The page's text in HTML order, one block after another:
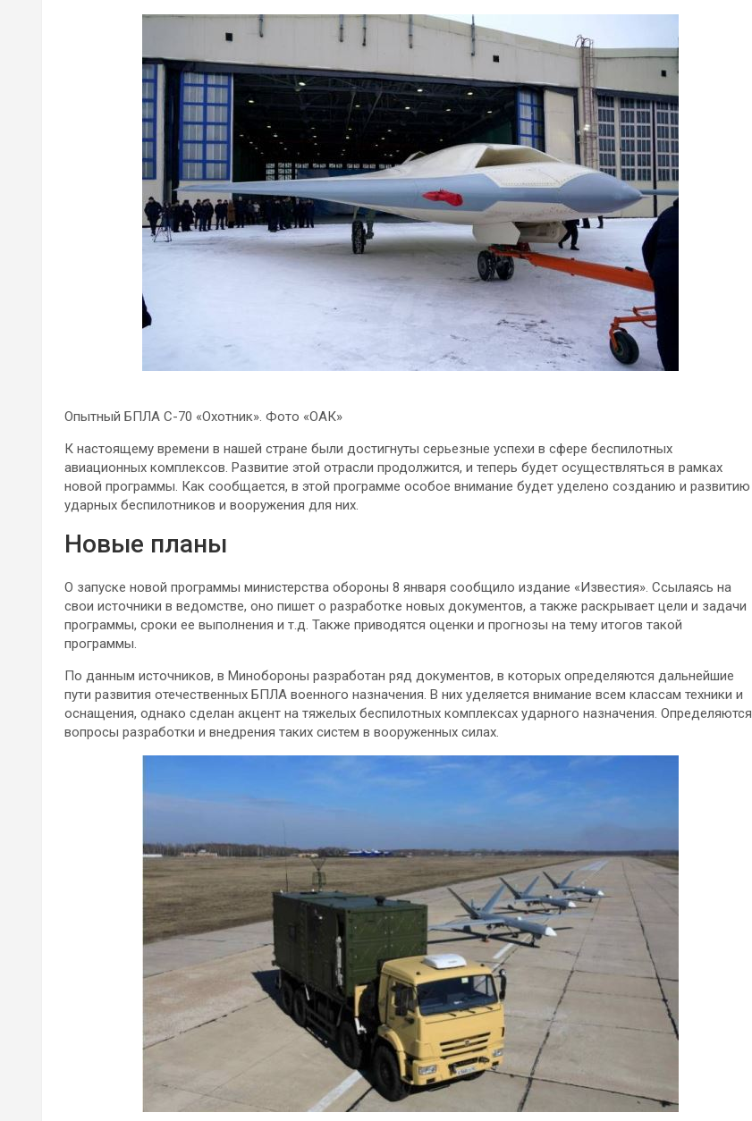
Опытный БПЛА С-70 «Охотник». Фото «ОАК»
К настоящему времени в нашей стране были достигнуты серьезные успехи в сфере беспилотных
авиационных комплексов. Развитие этой отрасли продолжится, и теперь будет осуществляться в рамках
новой программы. Как сообщается, в этой программе особое внимание будет уделено созданию и развитию
ударных беспилотников и вооружения для них.
Новые планы
О запуске новой программы министерства обороны 8 января сообщило издание «Известия». Ссылаясь на
свои источники в ведомстве, оно пишет о разработке новых документов, а также раскрывает цели и задачи
программы, сроки ее выполнения и т.д. Также приводятся оценки и прогнозы на тему итогов такой
программы.
По данным источников, в Минобороны разработан ряд документов, в которых определяются дальнейшие
пути развития отечественных БПЛА военного назначения. В них уделяется внимание всем классам техники и
оснащения, однако сделан акцент на тяжелых беспилотных комплексах ударного назначения. Определяются
вопросы разработки и внедрения таких систем в вооруженных силах.